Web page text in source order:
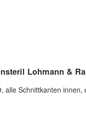
Lohmann &
alle Schnittkanten